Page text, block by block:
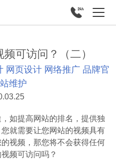
可访问？（二）
网页设计 网络推广 品牌官
维护
提高网站的排名，提供独
就需要让您网站的视频具有
视频，那您将不会获得任何
频可访问吗？